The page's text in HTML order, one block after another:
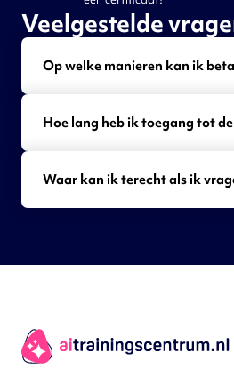
Veelgestelde
Op welke manieren kan ik
Hoe lang heb ik toegang tot
Waar kan ik terecht als ik